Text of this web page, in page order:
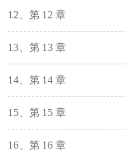
12、第 12 章
13、第 13 章
14、第 14 章
15、第 15 章
16、第 16 章